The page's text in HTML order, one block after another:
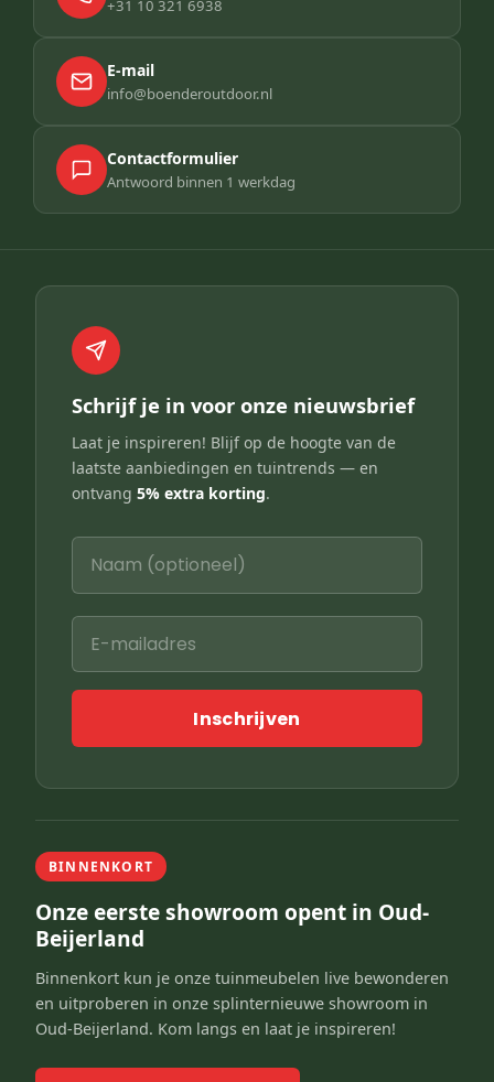
+31 10 321 6938
E-mail
info@boenderoutdoor.nl
Contactformulier
Antwoord binnen 1 werkdag
Schrijf je in voor onze nieuwsbrief
Laat je inspireren! Blijf op de hoogte van de
laatste aanbiedingen en tuintrends — en
ontvang 5% extra korting.
Inschrijven
BINNENKORT
Onze eerste showroom opent in Oud-
Beijerland
Binnenkort kun je onze tuinmeubelen live bewonderen
en uitproberen in onze splinternieuwe showroom in
Oud-Beijerland. Kom langs en laat je inspireren!